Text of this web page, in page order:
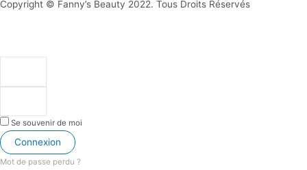
Copyright © Fanny’s Beauty 2022. Tous Droits Réservés
Se souvenir de moi
Connexion
Mot de passe perdu ?